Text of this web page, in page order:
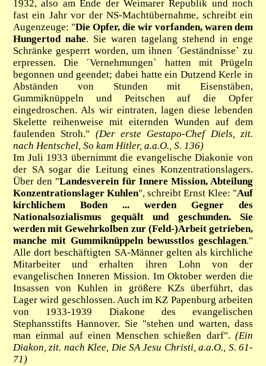
1932, also am Ende der Weimarer Republik und noch
fast ein Jahr vor der NS-Machtübernahme, schreibt ein
Augenzeuge: "Die Opfer, die wir vorfanden, waren dem
Hungertod nahe. Sie waren tagelang stehend in enge
Schränke gesperrt worden, um ihnen ´Geständnisse` zu
erpressen. Die ´Vernehmungen` hatten mit Prügeln
begonnen und geendet; dabei hatte ein Dutzend Kerle in
Abständen von Stunden mit Eisenstäben,
Gummiknüppeln und Peitschen auf die Opfer
eingedroschen. Als wir eintraten, lagen diese lebenden
Skelette reihenweise mit eiternden Wunden auf dem
faulenden Stroh." (Der erste Gestapo-Chef Diels, zit.
nach Hentschel, So kam Hitler, a.a.O., S. 136)
Im Juli 1933 übernimmt die evangelische Diakonie von
der SA sogar die Leitung eines Konzentrationslagers.
Über den "Landesverein für Innere Mission, Abteilung
Konzentrationslager Kuhlen", schreibt Ernst Klee: "Auf
kirchlichem Boden ... werden Gegner des
Nationalsozialismus gequält und geschunden. Sie
werden mit Gewehrkolben zur (Feld-)Arbeit getrieben,
manche mit Gummiknüppeln bewusstlos geschlagen."
Alle dort beschäftigten SA-Männer gelten als kirchliche
Mitarbeiter und erhalten ihren Lohn von der
evangelischen Inneren Mission. Im Oktober werden die
Insassen von Kuhlen in größere KZs überführt, das
Lager wird geschlossen. Auch im KZ Papenburg arbeiten
von 1933-1939 Diakone des evangelischen
Stephansstifts Hannover. Sie "stehen und warten, dass
man einmal auf einen Menschen schießen darf". (Ein
Diakon, zit. nach Klee, Die SA Jesu Christi, a.a.O., S. 61-
71)